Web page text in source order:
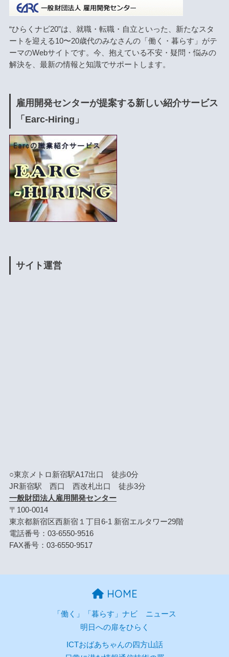
“ひらくナビ20”は、就職・転職・自立といった、新たなスタ
ートを迎える10〜20歳代のみなさんの「働く・暮らす」がテ
ーマのWebサイトです。今、抱えている不安・疑問・悩みの
解決を、最新の情報と知識でサポートします。
雇用開発センターが提案する新しい紹介サービス
「Earc-Hiring」
サイト運営
○東京メトロ新宿駅A17出口 徒歩0分
JR新宿駅 西口 西改札出口 徒歩3分
一般財団法人雇用開発センター
〒100-0014
東京都新宿区西新宿１丁目6-1 新宿エルタワー29階
電話番号：03-6550-9516
FAX番号：03-6550-9517
HOME
「働く」「暮らす」ナビ
ニュース
明日への扉をひらく
ICTおばあちゃんの四方山話